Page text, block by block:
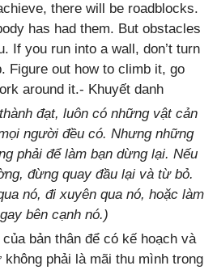
there will be roadblocks.
has had them. But obstacles
If you run into a wall, don’t turn
Figure out how to climb it, go
around it.- Khuyết danh
đạt, luôn có những vật cản
người đều có. Nhưng những
phải để làm bạn dừng lại. Nếu
đừng quay đầu lại và từ bỏ.
nó, đi xuyên qua nó, hoặc làm
bên cạnh nó.)
bản thân để có kế hoạch và
phải là mãi thu mình trong